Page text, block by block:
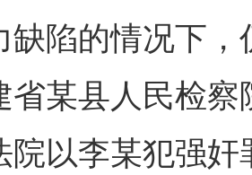
缺陷的情况下
省某县人民检
院以李某犯强